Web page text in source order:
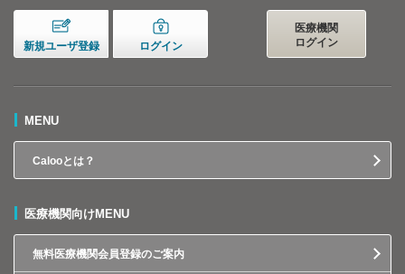
新規ユーザ登録 ログイン
医療機関
ログイン
MENU
Calooとは？
医療機関向けMENU
無料医療機関会員登録のご案内